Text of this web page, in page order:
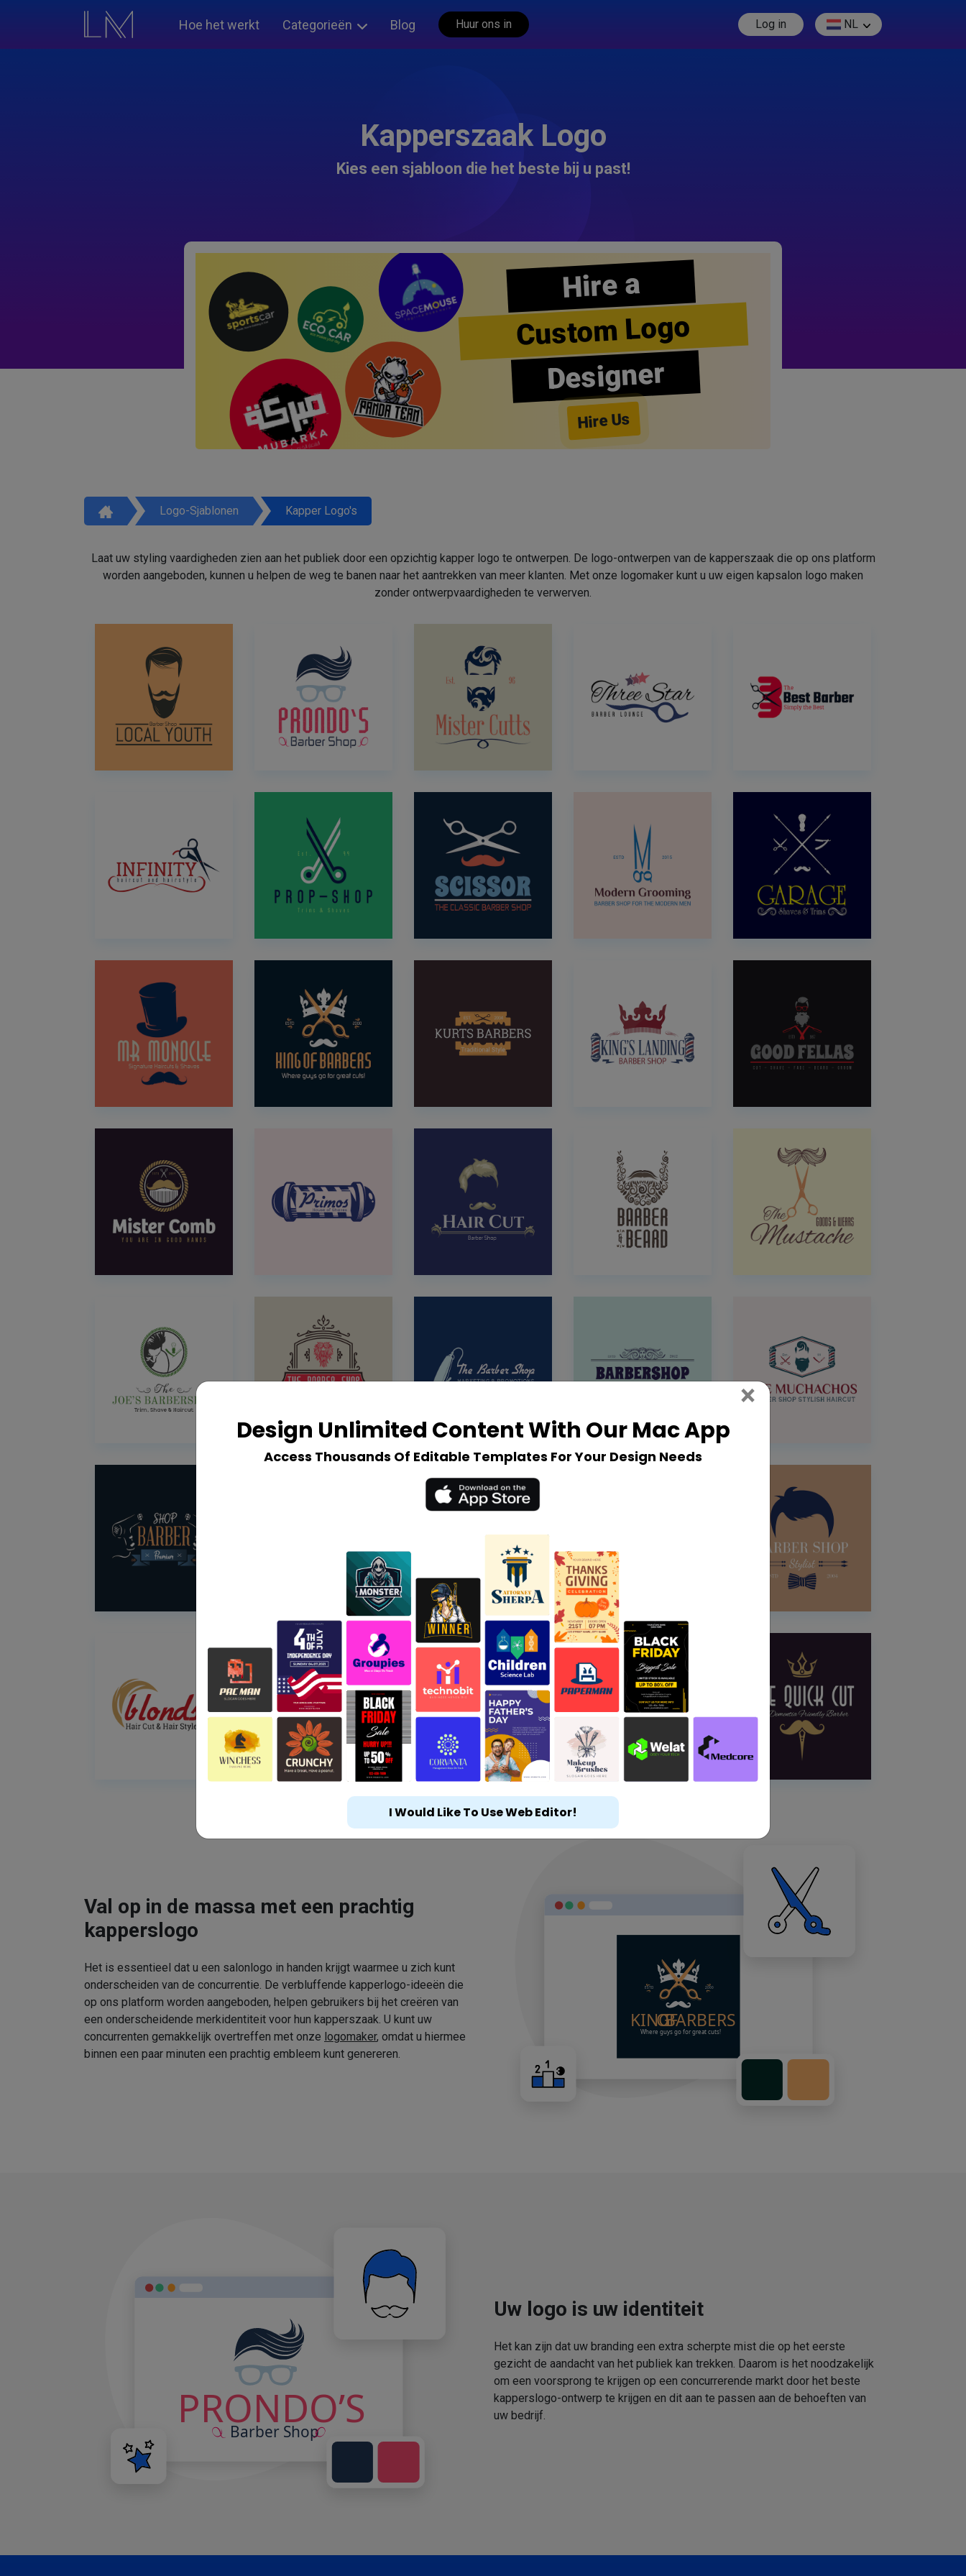
Hoe het werkt Categorieën Blog Huur ons in Log in NL
Kapperszaak Logo
Kies een sjabloon die het beste bij u past!
Hire a
Custom Logo
Designer
Hire Us
Logo-Sjablonen Kapper Logo's
Laat uw styling vaardigheden zien aan het publiek door een opzichtig kapper logo te ontwerpen. De logo-ontwerpen van de kapperszaak die op ons platform
worden aangeboden, kunnen u helpen de weg te banen naar het aantrekken van meer klanten. Met onze logomaker kunt u uw eigen kapsalon logo maken
zonder ontwerpvaardigheden te verwerven.
Val op in de massa met een prachtig
kapperslogo
Het is essentieel dat u een salonlogo in handen krijgt waarmee u zich kunt
onderscheiden van de concurrentie. De verbluffende kapperlogo-ideeën die
op ons platform worden aangeboden, helpen gebruikers bij het creëren van
een onderscheidende merkidentiteit voor hun kapperszaak. U kunt uw
concurrenten gemakkelijk overtreffen met onze logomaker, omdat u hiermee
binnen een paar minuten een prachtig embleem kunt genereren.
Uw logo is uw identiteit
Het kan zijn dat uw branding een extra scherpte mist die op het eerste
gezicht de aandacht van het publiek kan trekken. Daarom is het noodzakelijk
om een voorsprong te krijgen op een concurrerende markt door het beste
kapperslogo-ontwerp te krijgen en dit aan te passen aan de behoeften van
uw bedrijf.
Design Unlimited Content With Our Mac App
Access Thousands Of Editable Templates For Your Design Needs
× Close
I Would Like To Use Web Editor!